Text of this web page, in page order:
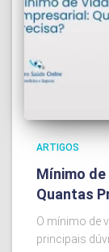
ARTIGOS
Mínimo
Quantas
O mínimo de
principais